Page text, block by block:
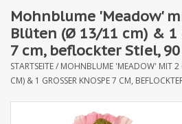
Blumenzubehör
Kunstblumen
Mohnblume 'Meadow'
Blüten (Ø 13/11 cm) &
7 cm, beflockter Stiel,
STARTSEITE/ MOHNBLUME 'MEADOW' MIT 2
M) & 1 GROSSER KNOSPE 7 CM, BEFLOCKTER